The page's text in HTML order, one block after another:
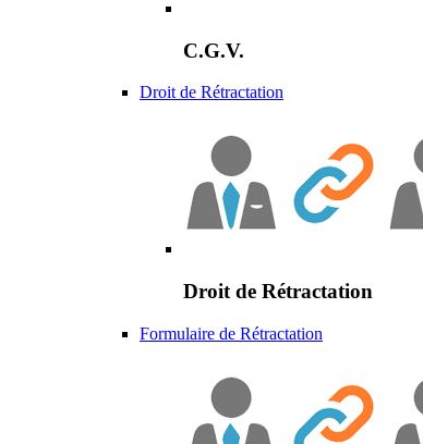
C.G.V.
Droit de Rétractation
Droit de Rétractation
Formulaire de Rétractation